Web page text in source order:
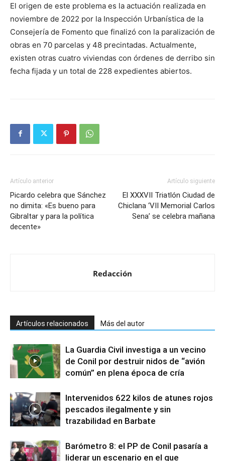
El origen de este problema es la actuación realizada en
noviembre de 2022 por la Inspección Urbanística de la
Consejería de Fomento que finalizó con la paralización de
obras en 70 parcelas y 48 precintadas. Actualmente,
existen otras cuatro viviendas con órdenes de derribo sin
fecha fijada y un total de 228 expedientes abiertos.
Artículo anterior
Picardo celebra que Sánchez
no dimita: «Es bueno para
Gibraltar y para la política
decente»
Artículo siguiente
El XXXVII Triatlón Ciudad de
Chiclana ‘VII Memorial Carlos
Sena’ se celebra mañana
Redacción
Artículos relacionados Más del autor
La Guardia Civil investiga a un vecino
de Conil por destruir nidos de “avión
común” en plena época de cría
Intervenidos 622 kilos de atunes rojos
pescados ilegalmente y sin
trazabilidad en Barbate
Barómetro 8: el PP de Conil pasaría a
liderar un escenario en el que